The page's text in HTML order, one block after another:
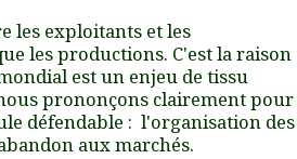
les exploitants et les
les productions. C'est la raison
est un enjeu de tissu
prononçons clairement pour
défendable : l'organisation des
aux marchés.